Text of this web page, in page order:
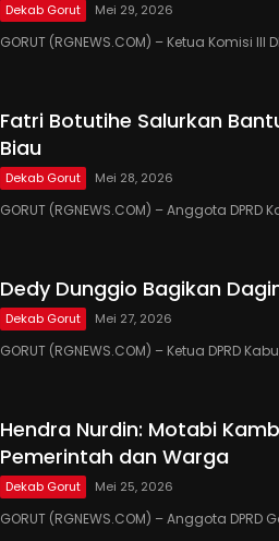
Dekab Gorut Mei 29, 2026
GORUT (RGNEWS.COM) – Ketua Komisi III
Fatri Botutihe Salurkan
Biau
Dekab Gorut Mei 28, 2026
GORUT (RGNEWS.COM) – Anggota
Dedy Dunggio Bagikan
Dekab Gorut Mei 27, 2026
GORUT (RGNEWS.COM) – Ketua DPRD
Hendra Nurdin: Motabi
Pemerintah dan Warga
Dekab Gorut Mei 25, 2026
GORUT (RGNEWS.COM) – Anggota